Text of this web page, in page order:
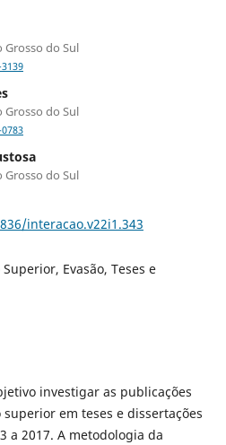
Grosso do Sul
Grosso do Sul
Grosso do Sul
interacao.v22i1.343
Superior, Evasão, Teses e
investigar as publicações
em teses e dissertações
a 2017. A metodologia da